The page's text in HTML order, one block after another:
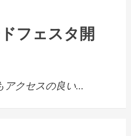
フェスタ開
アクセスの良い…